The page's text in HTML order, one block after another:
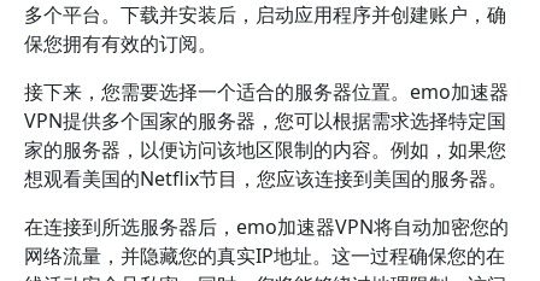
多个平台。下载并安装后，启动应用程序并创建账户，确
保您拥有有效的订阅。
接下来，您需要选择一个适合的服务器位置。emo加速器
VPN提供多个国家的服务器，您可以根据需求选择特定国
家的服务器，以便访问该地区限制的内容。例如，如果您
想观看美国的Netflix节目，您应该连接到美国的服务器。
在连接到所选服务器后，emo加速器VPN将自动加密您的
网络流量，并隐藏您的真实IP地址。这一过程确保您的在